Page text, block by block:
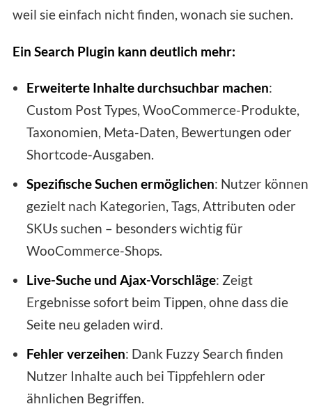
weil sie einfach nicht finden, wonach sie suchen.
Ein Search Plugin kann deutlich mehr:
Erweiterte Inhalte durchsuchbar machen:
Custom Post Types, WooCommerce-Produkte,
Taxonomien, Meta-Daten, Bewertungen oder
Shortcode-Ausgaben.
Spezifische Suchen ermöglichen: Nutzer können
gezielt nach Kategorien, Tags, Attributen oder
SKUs suchen – besonders wichtig für
WooCommerce-Shops.
Live-Suche und Ajax-Vorschläge: Zeigt
Ergebnisse sofort beim Tippen, ohne dass die
Seite neu geladen wird.
Fehler verzeihen: Dank Fuzzy Search finden
Nutzer Inhalte auch bei Tippfehlern oder
ähnlichen Begriffen.